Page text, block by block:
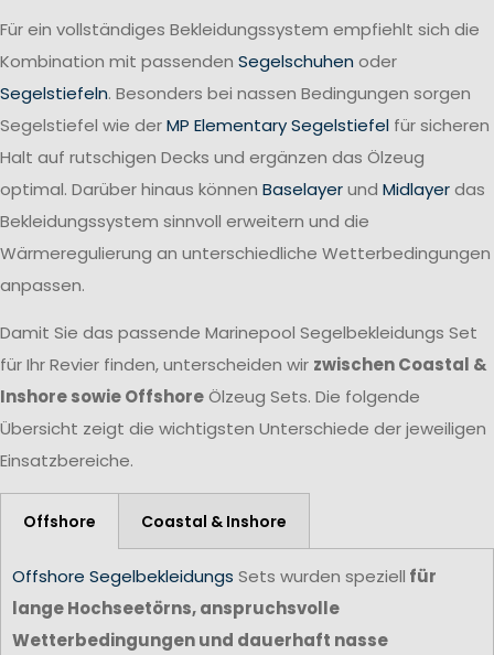
Für ein vollständiges Bekleidungssystem empfiehlt sich die
Kombination mit passenden Segelschuhen oder
Segelstiefeln. Besonders bei nassen Bedingungen sorgen
Segelstiefel wie derMP Elementary Segelstiefel für sicheren
Halt auf rutschigen Decks und ergänzen das Ölzeug
optimal. Darüber hinaus können Baselayerund Midlayerdas
Bekleidungssystem sinnvoll erweitern und die
Wärmeregulierung an unterschiedliche Wetterbedingungen
anpassen.
Damit Sie das passende Marinepool Segelbekleidungs Set
für Ihr Revier finden, unterscheiden wir zwischen Coastal &
Inshore sowie OffshoreÖlzeug Sets. Die folgende
Übersicht zeigt die wichtigsten Unterschiede der jeweiligen
Einsatzbereiche.
Offshore Coastal & Inshore
Offshore Segelbekleidungs Sets wurden speziell für
lange Hochseetörns, anspruchsvolle
Wetterbedingungen und dauerhaft nasse